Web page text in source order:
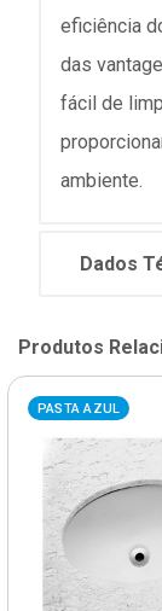
eficiência
das
fácil de
ambiente.
Dados
Produtos
PASTA AZUL